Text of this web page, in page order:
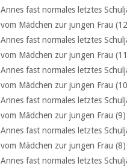
Annes fast normales letztes
vom Mädchen zur jungen Frau
Annes fast normales letztes
vom Mädchen zur jungen Frau
Annes fast normales letztes
vom Mädchen zur jungen Frau
Annes fast normales letztes
vom Mädchen zur jungen Frau (9)
Annes fast normales letztes
vom Mädchen zur jungen Frau (8)
Annes fast normales letztes